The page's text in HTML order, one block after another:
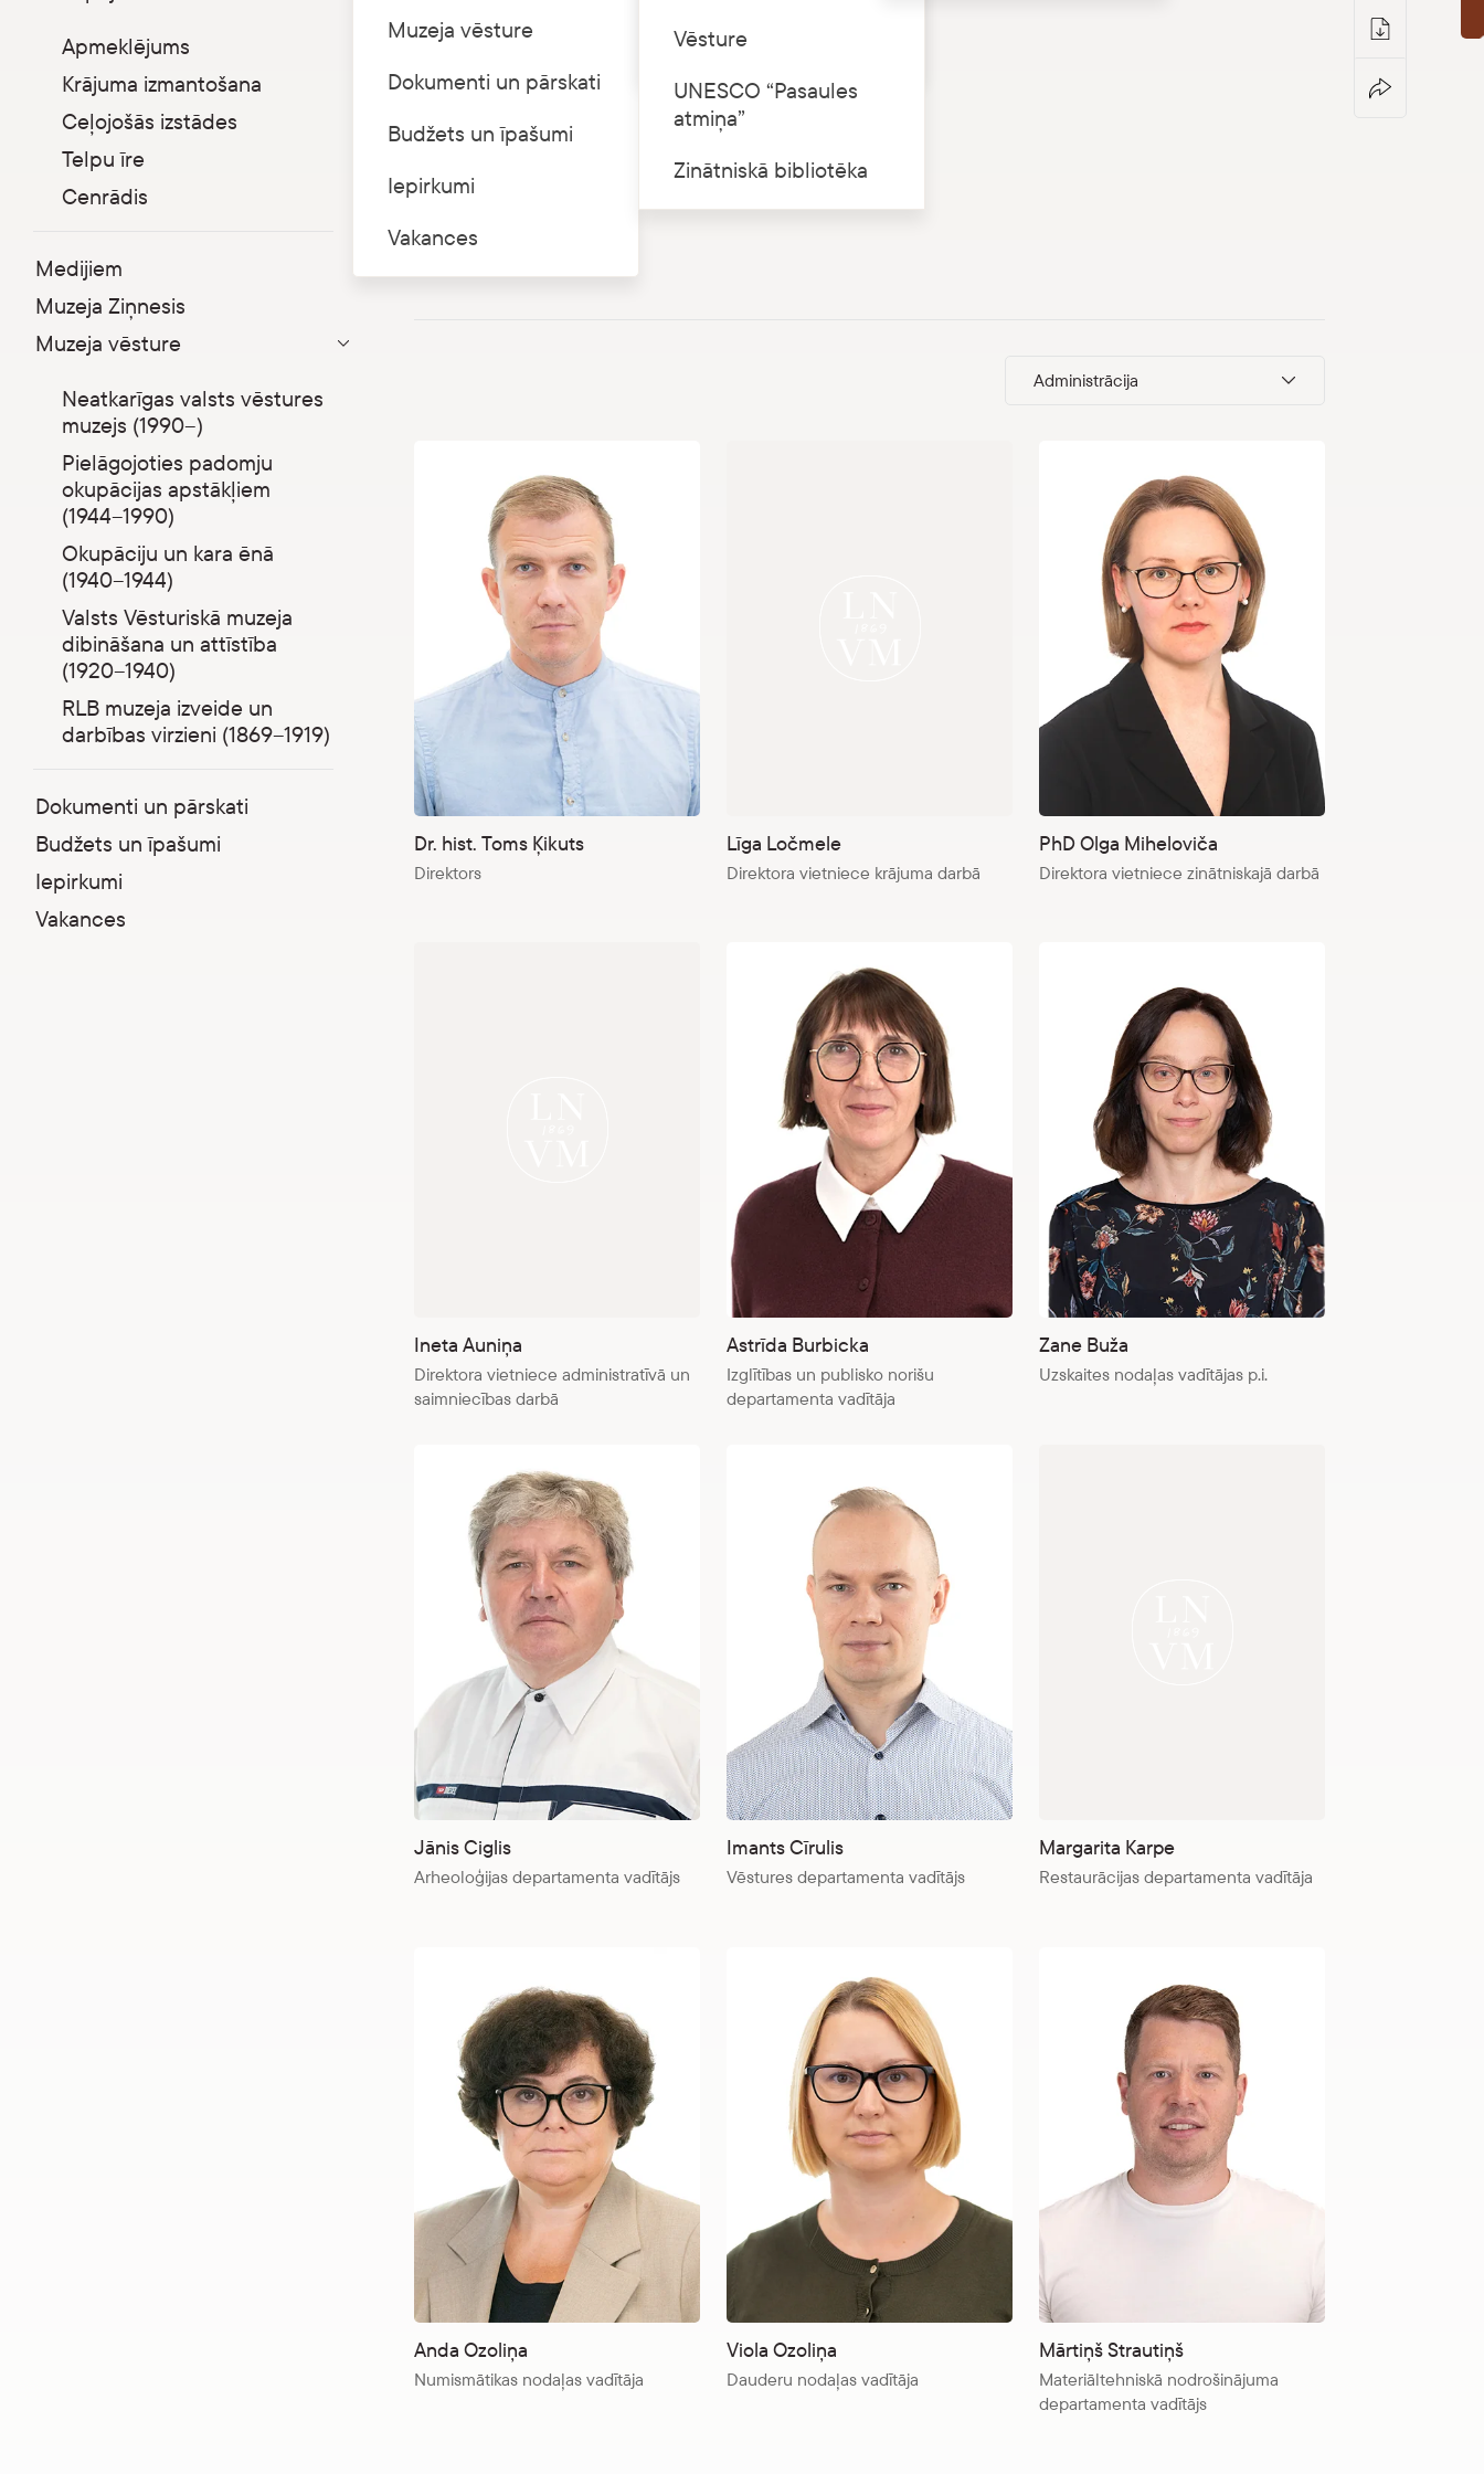
Cenrādis
Vēsture
UNESCO “Pasaules
atmiņa”
Zinātniskā bibliotēka
Muzeja vēsture
Dokumenti un pārskati
Budžets un īpašumi
Iepirkumi
Vakances
Apmeklējums
Krājuma izmantošana
Ceļojošās izstādes
Telpu īre
Cenrādis
Medijiem
Muzeja Ziņnesis
Muzeja vēsture
Parādīt apakšizvēlni
Neatkarīgas valsts vēstures
muzejs (1990–)
Pielāgojoties padomju
okupācijas apstākļiem
(1944–1990)
Okupāciju un kara ēnā
(1940–1944)
Valsts Vēsturiskā muzeja
dibināšana un attīstība
(1920–1940)
RLB muzeja izveide un
darbības virzieni (1869–1919)
Dokumenti un pārskati
Budžets un īpašumi
Iepirkumi
Vakances
Pulka iela 8, Rīga, LV-1007
Reģ. Nr. 90000076673
Konta Nr. LV25TREL2220549006000
67223004
pasts@lnvm.gov.lv
Administrācija
Dr. hist. Toms Ķikuts
Direktors
Līga Ločmele
Direktora vietniece krājuma darbā
PhD Olga Miheloviča
Direktora vietniece zinātniskajā darbā
Ineta Auniņa
Direktora vietniece administratīvā un
saimniecības darbā
Astrīda Burbicka
Izglītības un publisko norišu
departamenta vadītāja
Zane Buža
Uzskaites nodaļas vadītājas p.i.
Jānis Ciglis
Arheoloģijas departamenta vadītājs
Imants Cīrulis
Vēstures departamenta vadītājs
Margarita Karpe
Restaurācijas departamenta vadītāja
Anda Ozoliņa
Numismātikas nodaļas vadītāja
Viola Ozoliņa
Dauderu nodaļas vadītāja
Mārtiņš Strautiņš
Materiāltehniskā nodrošinājuma
departamenta vadītājs